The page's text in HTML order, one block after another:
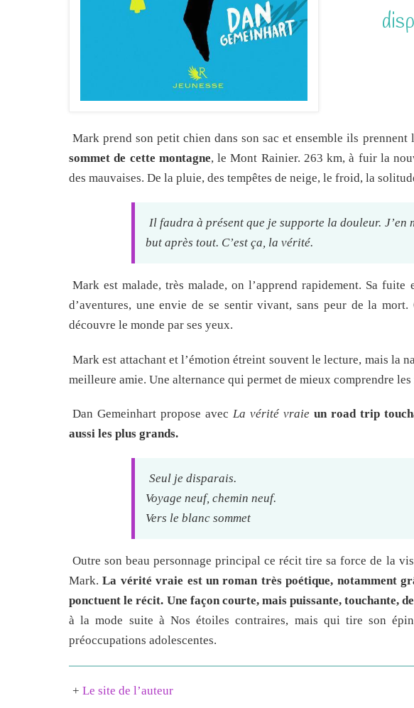
Mark prend son petit chien dans son sac et ensemble ils prennent
sommet de cette montagne, le Mont Rainier. 263 km, à fuir la
des mauvaises. De la pluie, des tempêtes de neige, le froid, la
Il faudra à présent que je supporte la douleur. J’en
but après tout. C’est ça, la vérité.
Mark est malade, très malade, on l’apprend rapidement. Sa fuite
d’aventures, une envie de se sentir vivant, sans peur de la
découvre le monde par ses yeux.
Mark est attachant et l’émotion étreint souvent le lecture, mais la
meilleure amie. Une alternance qui permet de mieux comprendre
Dan Gemeinhart propose avec La vérité vraie un road trip
aussi les plus grands.
Seul je disparais.
Voyage neuf, chemin neuf.
Vers le blanc sommet
Outre son beau personnage principal ce récit tire sa force de la
Mark.La vérité vraie est un roman très poétique, notamment
ponctuent le récit. Une façon courte, mais puissante, touchante,
à la mode suite à Nos étoiles contraires, mais qui tire son
préoccupations adolescentes.
+ Le site de l’auteur